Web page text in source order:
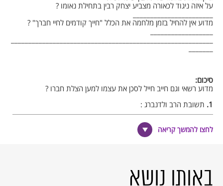
על איזה ניגוד לכאורה מצביע יצחק רבין בתחילת נאומו ?
מדוע אין להחיל בזמן מלחמה את הכלל "חייך קודמים לחיי חברך" ?
סיכום:
מדוע רשאי וגם חייב חייל לסכן את עצמו למען הצלת חברו ?
1. תשובת הרב ולדנברג :
_________________________________________________
___________________________________________________
לחצו להמשך קריאה
באותו נושא